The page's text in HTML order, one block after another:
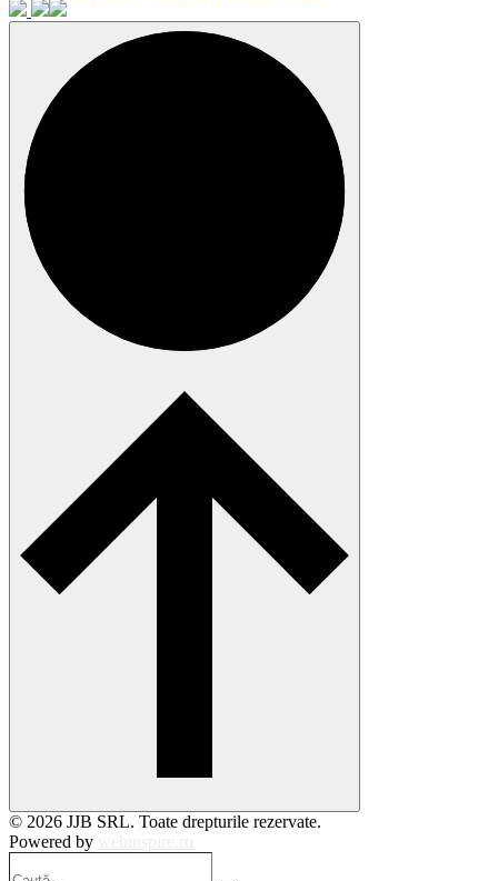
© 2026 JJB SRL. Toate drepturile rezervate.
Powered by